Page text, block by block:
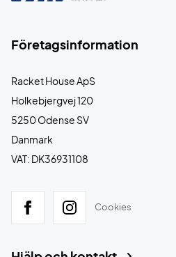
Företagsinformation
Racket House ApS
Holkebjergvej 120
5250 Odense SV
Danmark
VAT: DK36931108
Cookies